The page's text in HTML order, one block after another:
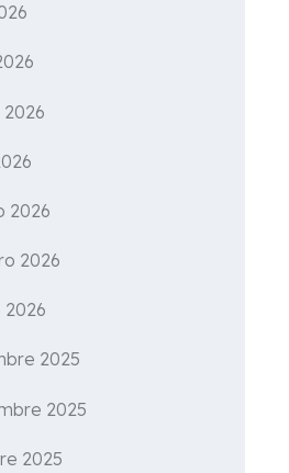
2026
2026
2026
2025
2025
2025